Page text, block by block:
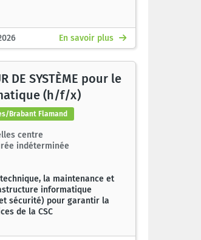
En savoir plus
DE SYSTÈME pour le
(h/f/x)
Brabant Flamand
centre
indéterminée
la maintenance et
informatique
sécurité) pour garantir la
de la CSC